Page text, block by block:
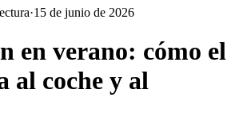
·15 de junio de 2026
en verano: cómo el
al coche y al